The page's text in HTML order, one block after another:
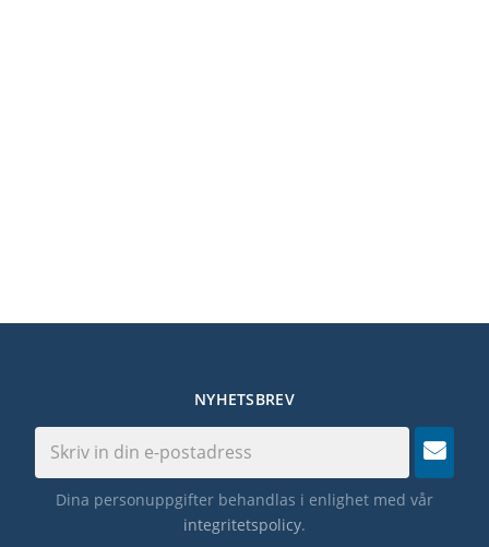
NYHETSBREV
Dina personuppgifter behandlas i enlighet med vår
integritetspolicy.